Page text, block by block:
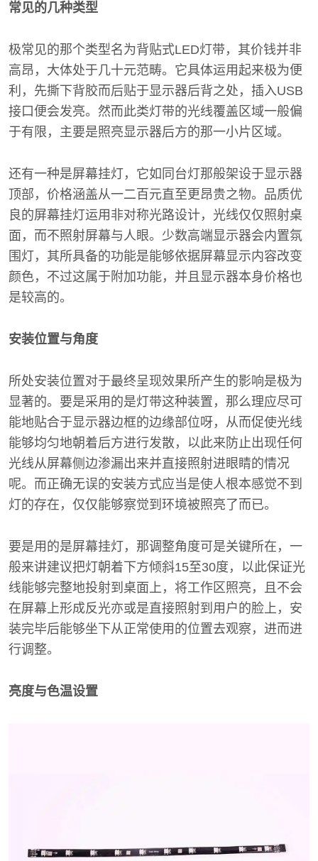
常见的几种类型
极常见的那个类型名为背贴式LED灯带，其价钱并非
高昂，大体处于几十元范畴。它具体运用起来极为便
利，先撕下背胶而后贴于显示器后背之处，插入USB
接口便会发亮。然而此类灯带的光线覆盖区域一般偏
于有限，主要是照亮显示器后方的那一小片区域。
还有一种是屏幕挂灯，它如同台灯那般架设于显示器
顶部，价格涵盖从一二百元直至更昂贵之物。品质优
良的屏幕挂灯运用非对称光路设计，光线仅仅照射桌
面，而不照射屏幕与人眼。少数高端显示器会内置氛
围灯，其所具备的功能是能够依据屏幕显示内容改变
颜色，不过这属于附加功能，并且显示器本身价格也
是较高的。
安装位置与角度
所处安装位置对于最终呈现效果所产生的影响是极为
显著的。要是采用的是灯带这种装置，那么理应尽可
能地贴合于显示器边框的边缘部位呀，从而促使光线
能够均匀地朝着后方进行发散，以此来防止出现任何
光线从屏幕侧边渗漏出来并直接照射进眼睛的情况
呢。而正确无误的安装方式应当是使人根本感觉不到
灯的存在，仅仅能够察觉到环境被照亮了而已。
要是用的是屏幕挂灯，那调整角度可是关键所在，一
般来讲建议把灯朝着下方倾斜15至30度，以此保证光
线能够完整地投射到桌面上，将工作区照亮，且不会
在屏幕上形成反光亦或是直接照射到用户的脸上，安
装完毕后能够坐下从正常使用的位置去观察，进而进
行调整。
亮度与色温设置